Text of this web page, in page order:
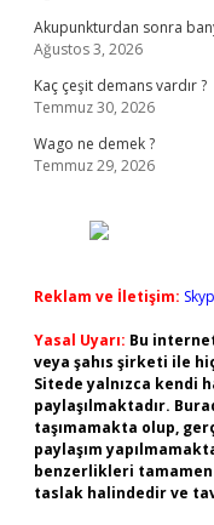
Akupunkturdan sonra
Ağustos 3, 2026
Kaç çeşit demans vardır ?
Temmuz 30, 2026
Wago ne demek ?
Temmuz 29, 2026
Reklam ve İletişim:
Yasal Uyarı: Bu
veya şahıs şirketi ile
Sitede yalnızca kendi
paylaşılmaktadır.
taşımamakta olup,
paylaşım
benzerlikleri
taslak halindedir ve